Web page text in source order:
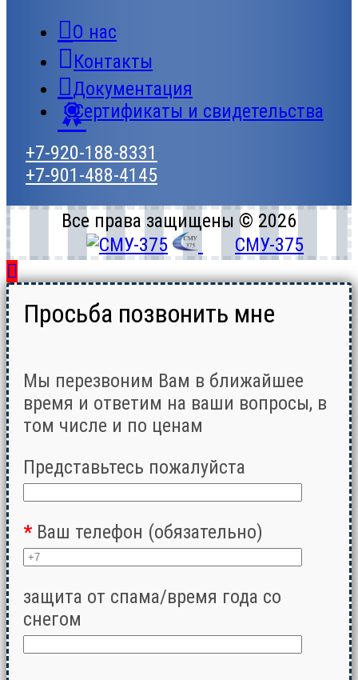
О нас
Контакты
Документация
Сертификаты и свидетельства
+7-920-188-8331
+7-901-488-4145
Все права защищены © 2026
СМУ-375
Просьба позвонить мне
Мы перезвоним Вам в ближайшее
время и ответим на ваши вопросы, в
том числе и по ценам
Представьтесь пожалуйста
* Ваш телефон (обязательно)
защита от спама/время года со
снегом